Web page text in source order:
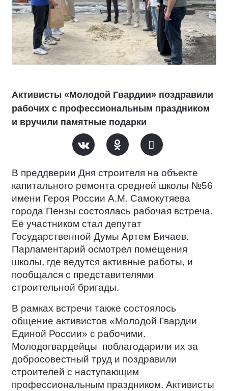
Активисты «Молодой Гвардии» поздравили
рабочих с профессиональным праздником
и вручили памятные подарки
В преддверии Дня строителя на объекте
капитального ремонта средней школы №56
имени Героя России А.М. Самокутяева
города Пензы состоялась рабочая встреча.
Её участником стал депутат
Государственной Думы Артем Бичаев.
Парламентарий осмотрел помещения
школы, где ведутся активные работы, и
пообщался с представителями
строительной бригады.
В рамках встречи также состоялось
общение активистов «Молодой Гвардии
Единой России» с рабочими.
Молодогвардейцы поблагодарили их за
добросовестный труд и поздравили
строителей с наступающим
профессиональным праздником. Активисты